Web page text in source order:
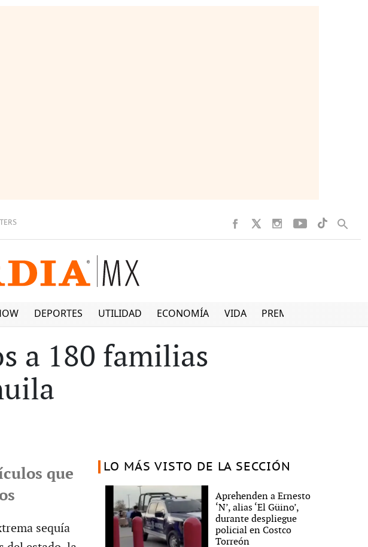
DEPORTES UTILIDAD ECONOMÍA VIDA PREMIUM
a 180 familias
que
sequía
LO MÁS VISTO DE LA SECCIÓN
Aprehenden a Ernesto
‘N’, alias ‘El Güino’,
durante despliegue
policial en Costco
Torreón